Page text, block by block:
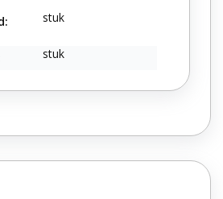
stuk
stuk